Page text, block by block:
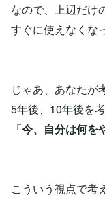
なので、上辺だけ
すぐに使えなくな
じゃあ、あなたが
5年後、10年後を
「今、自分は何を
こういう視点で考